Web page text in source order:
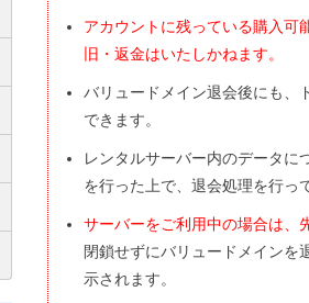
アカウントに残っている購入可
旧・返金はいたしかねます。
バリュードメイン退会後にも、
できます。
レンタルサーバー内のデータに
を行った上で、退会処理を行っ
サーバーをご利用中の場合は、
閉鎖せずにバリュードメインを
示されます。